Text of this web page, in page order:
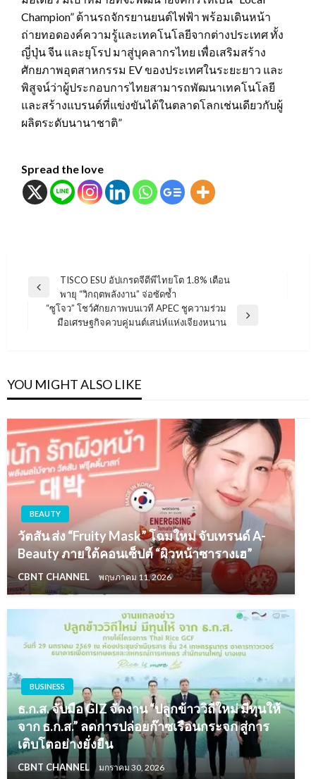
Champion” ด้านรถจักรยานยนต์ไฟฟ้า พร้อมเดินหน้า
ถ่ายทอดองค์ความรู้และเทคโนโลยีจากต่างประเทศ ทั้ง
ญี่ปุ่น จีน และยุโรป มาสู่บุคลากรไทย เพื่อเสริมสร้าง
ศักยภาพอุตสาหกรรม EV ของประเทศในระยะยาว และ
พิสูจน์ว่าผู้ประกอบการไทยสามารถพัฒนาเทคโนโลยี
และสร้างแบรนด์ที่แข่งขันได้ในตลาดโลกเช่นเดียวกับผู้
ผลิตระดับนานาชาติ”
Spread the love
แนะแนว
เรื่อง
Previous
TISCO ESU อัปเกรดจีดีพีไทยโต 1.8% เตือน
พายุ “วิกฤตพลังงาน” จ่อซัดซ้ำ
Next
“ซูโจว” โชว์ศักยภาพบนเวที APEC ชูความร่วม
มือเศรษฐกิจควบคู่มนต์เสน่ห์แห่งเจียงหนาน
YOU MIGHT ALSO LIKE
BEAUTY
วัตสัน ส่ง “Fruity Mask” โฉมใหม่ จับเทรนด์ A-
Beauty ภายใต้คอนเซ็ปต์ “ผิวหน้าซารางเฮ”
CBNT CHANNEL พฤษภาคม 11, 2026
BUSINESS
ธ.ก.ส. จับมือ GIZ จัดงาน “ปลูกข้าววิถีใหม่ มีทุนให้
จาก ธ.ก.ส.” ลดการปล่อยก๊าซเรือนกระจก สู่การ
เติบโตอย่างยั่งยืน
CBNT CHANNEL มกราคม 30, 2026